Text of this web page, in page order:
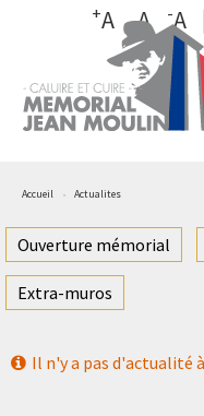
principal
-A
A
+A
Accueil Actualites
Ouverture mémorial
Extra-muros
Il n'y a pas d'actualité